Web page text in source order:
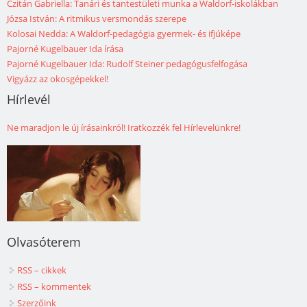
Czitán Gabriella: Tanári és tantestületi munka a Waldorf-iskolákban
Józsa István: A ritmikus versmondás szerepe
Kolosai Nedda: A Waldorf-pedagógia gyermek- és ifjúképe
Pajorné Kugelbauer Ida írása
Pajorné Kugelbauer Ida: Rudolf Steiner pedagógusfelfogása
Vigyázz az okosgépekkel!
Hírlevél
Ne maradjon le új írásainkról! Iratkozzék fel Hírlevelünkre!
Olvasóterem
RSS – cikkek
RSS – kommentek
Szerzőink